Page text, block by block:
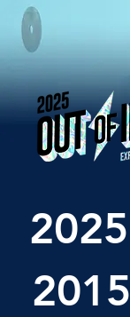
2015
2025